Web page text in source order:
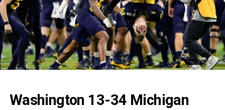
Washington 13-34 Michigan